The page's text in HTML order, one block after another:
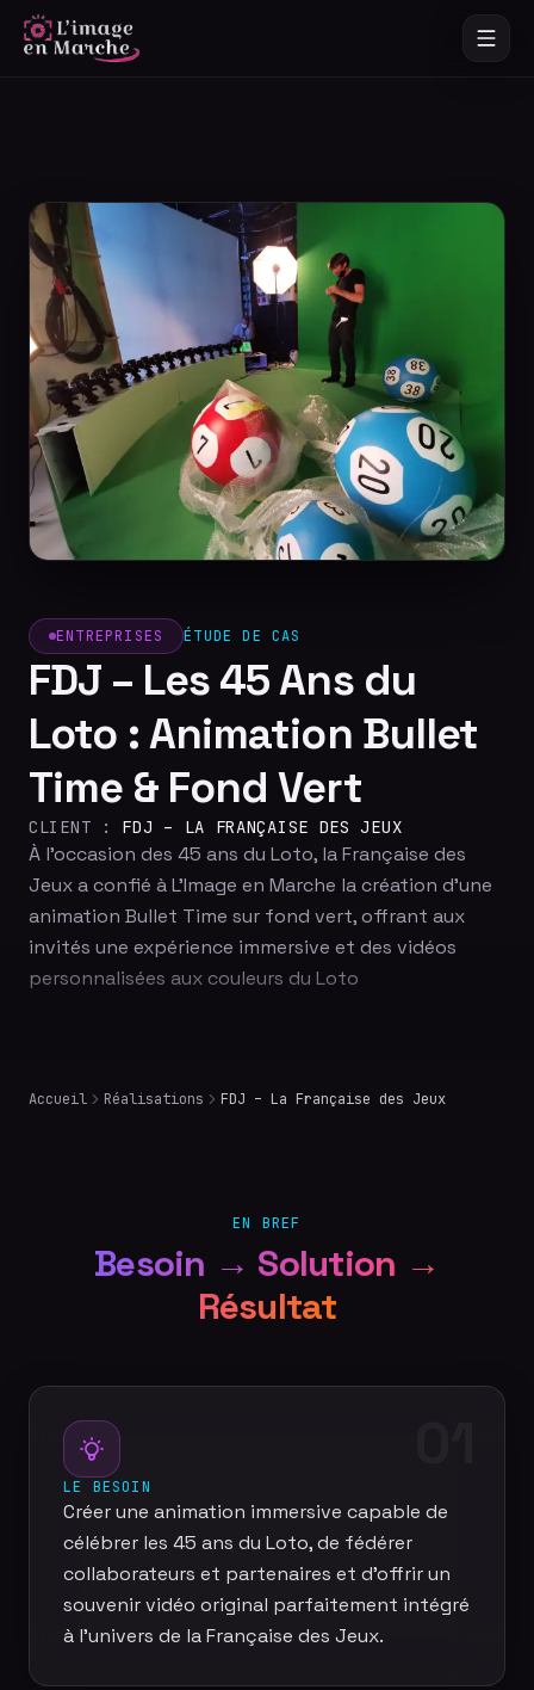
ENTREPRISES ÉTUDE DE CAS
FDJ – Les 45 Ans du
Loto : Animation Bullet
Time & Fond Vert
CLIENT : FDJ – LA FRANÇAISE DES JEUX
À l'occasion des 45 ans du Loto, la Française des
Jeux a confié à L'Image en Marche la création d'une
animation Bullet Time sur fond vert, offrant aux
invités une expérience immersive et des vidéos
personnalisées aux couleurs du Loto
Accueil Réalisations FDJ – La Française des Jeux
EN BREF
Besoin → Solution →
Résultat
LE BESOIN
Créer une animation immersive capable de
célébrer les 45 ans du Loto, de fédérer
collaborateurs et partenaires et d'offrir un
souvenir vidéo original parfaitement intégré
à l'univers de la Française des Jeux.